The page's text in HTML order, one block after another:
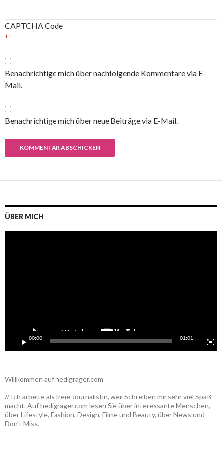
CAPTCHA Code
*
Benachrichtige mich über nachfolgende Kommentare via E-
Mail.
Benachrichtige mich über neue Beiträge via E-Mail.
ÜBER MICH
00:00 01:01
Willkommen auf hedigrager.com
// Ich arbeite als freie Journalistin, weil Schreiben mir sehr viel Spaß
macht. Auf hedigrager.com lesen Sie über interessante Menschen,
über Lifestyle, Fashion, Design, Filme und Beauty, über News und
Don’t Miss.